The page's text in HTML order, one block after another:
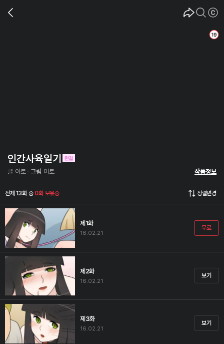
인간사육일기
글 아토 그림 아토 작품정보
전체 13화 중 0화 보유중 정렬변경
제1화
16.02.21
무료
제2화
16.02.21
보기
제3화
16.02.21
보기